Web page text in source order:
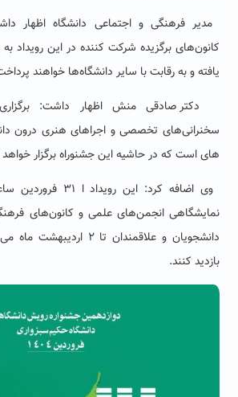
مدیر فرهنگی و اجتماعی دانشگاه اظهار
کانون‌های برگزیده شرکت کننده در این رویداد
یافته و به رقابت با سایر دانشگاه‌ها خواهند
دکتر صادقی منش اظهار داشت:
سخنرانی‌های تخصصی و اجراهای هنری درون
های است که در حاشیه این جشنوراه برگزار
نمایشگاهی انجمن‌های علمی و کانون‌های
دانشجویان و علاقمندان تا ۲
بازدید کنند.